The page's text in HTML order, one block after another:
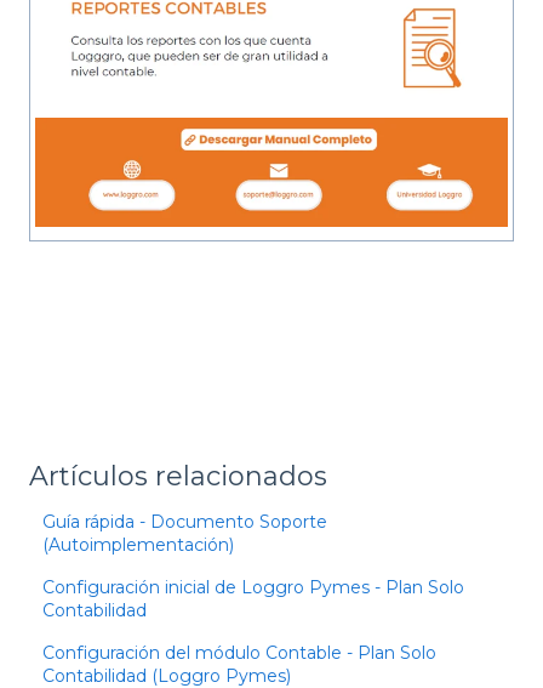
Artículos relacionados
Guía rápida - Documento Soporte
(Autoimplementación)
Configuración inicial de Loggro Pymes - Plan Solo
Contabilidad
Configuración del módulo Contable - Plan Solo
Contabilidad (Loggro Pymes)